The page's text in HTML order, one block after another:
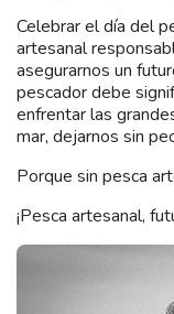
Celebrar el día del
artesanal
asegurarnos un
pescador debe
enfrentar las
mar, dejarnos sin
Porque sin pesca
¡Pesca artesanal,